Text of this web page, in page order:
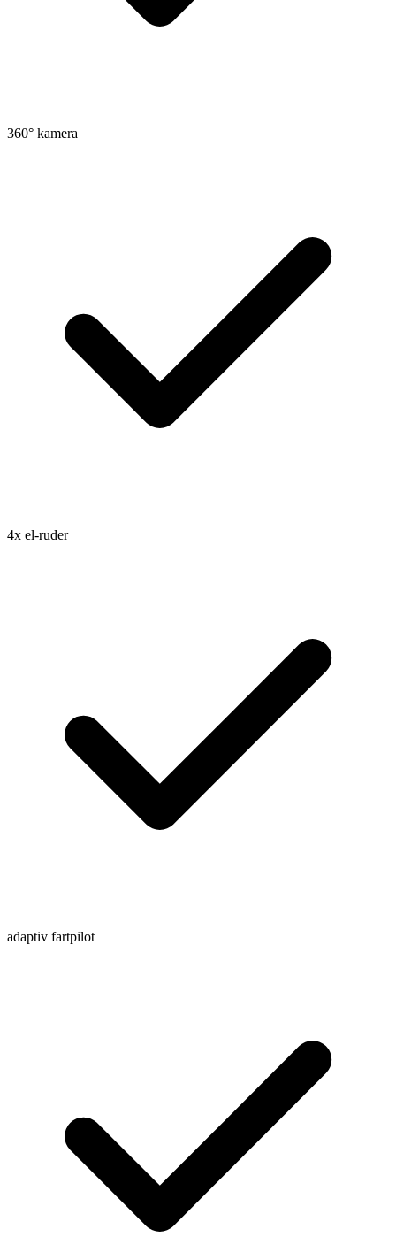
360° kamera
4x el-ruder
adaptiv fartpilot